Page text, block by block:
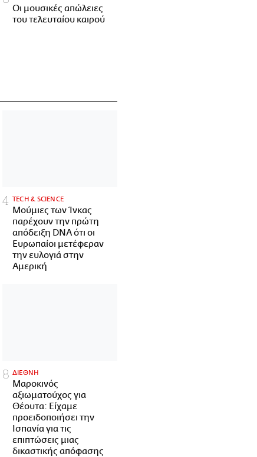
Οι μουσικές απώλειες
του τελευταίου καιρού
ΤECH & SCIENCE
Μούμιες των Ίνκας
παρέχουν την πρώτη
απόδειξη DNA ότι οι
Ευρωπαίοι μετέφεραν
την ευλογιά στην
Αμερική
ΔΙΕΘΝΗ
Μαροκινός
αξιωματούχος για
Θέουτα: Είχαμε
προειδοποιήσει την
Ισπανία για τις
επιπτώσεις μιας
δικαστικής απόφασης